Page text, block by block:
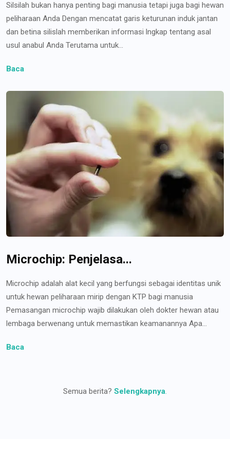
Silsilah bukan hanya penting bagi manusia tetapi juga bagi hewan
peliharaan Anda Dengan mencatat garis keturunan induk jantan
dan betina silislah memberikan informasi lngkap tentang asal
usul anabul Anda Terutama untuk...
Baca
Microchip: Penjelasa...
Microchip adalah alat kecil yang berfungsi sebagai identitas unik
untuk hewan peliharaan mirip dengan KTP bagi manusia
Pemasangan microchip wajib dilakukan oleh dokter hewan atau
lembaga berwenang untuk memastikan keamanannya Apa...
Baca
Semua berita? Selengkapnya